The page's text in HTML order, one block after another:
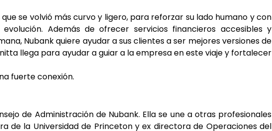
se volvió más curvo y ligero, para reforzar su lado humano y con
Además de ofrecer servicios financieros accesibles y
Nubank quiere ayudar a sus clientes a ser mejores versiones de
llega para ayudar a guiar a la empresa en este viaje y fortalecer
fuerte conexión.
de Administración de Nubank. Ella se une a otras profesionales
de la Universidad de Princeton y ex directora de Operaciones del